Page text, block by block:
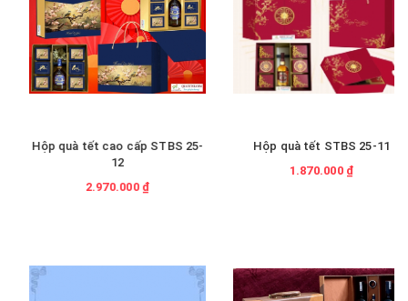
Hộp quà tết cao cấp STBS 25-
2.970.000 ₫
Hộp quà tết STBS 25-11
1.870.000 ₫